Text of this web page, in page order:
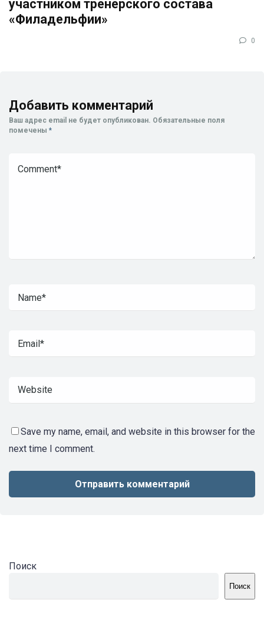
участником тренерского состава
«Филадельфии»
0
Добавить комментарий
Ваш адрес email не будет опубликован. Обязательные поля
помечены *
Save my name, email, and website in this browser for the
next time I comment.
Поиск
Поиск